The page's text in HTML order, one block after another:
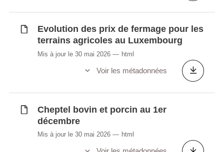
Bilan d'approvisionnement des bovins et
porcins
Capacité des établissements
d'hébergement touristique
région touristique
Capacité des établissements
d'hébergement touristique par type, canton
Evolution des prix de fermage pour les
terrains agricoles au Luxembourg
Mis à jour le 30 mai 2026 html
Voir les métadonnées
Cheptel bovin et porcin au 1er
décembre
Mis à jour le 30 mai 2026 html